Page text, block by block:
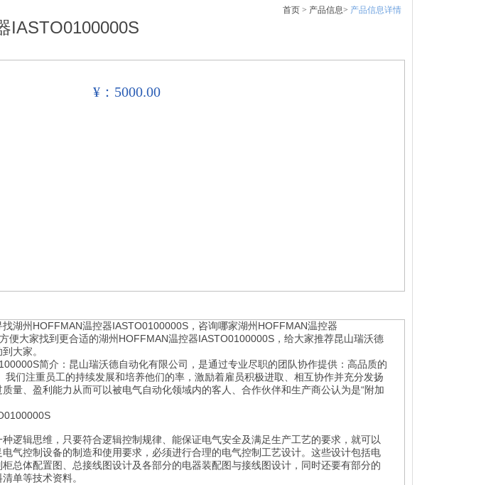
首页 > 产品信息> 产品信息详情
IASTO0100000S
¥：5000.00
湖州HOFFMAN温控器IASTO0100000S，咨询哪家湖州HOFFMAN温控器
便大家找到更合适的湖州HOFFMAN温控器IASTO0100000S，给大家推荐昆山瑞沃德
大家。
简介： 昆山瑞沃德自动化有限公司 ， 是通过专业尽职的团队协作提供：高品质的
我们注重员工的持续发展和培养他们的率，激励着雇员积极进取、相互协作并充分发扬
量、盈利能力从而可以被电气自动化领域内的客人、合作伙伴和生产商公认为是“附加
逻辑思维，只要符合逻辑控制规律、能保证电气安全及满足生产工艺的要求，就可以
气控制设备的制造和使用要求，必须进行合理的电气控制工艺设计。这些设计包括电
总体配置图、总接线图设计及各部分的电器装配图与接线图设计，同时还要有部分的
单等技术资料。